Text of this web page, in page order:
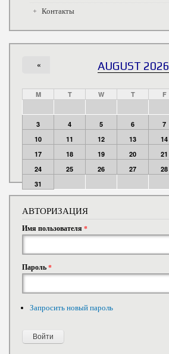
Контакты
AUGUST 2026
«
M T W T F
3
4 5 6 7
10
11 12 13 14
17
18 19 20 21
24
25 26 27 28
31
АВТОРИЗАЦИЯ
Имя пользователя *
Пароль*
Запросить новый пароль